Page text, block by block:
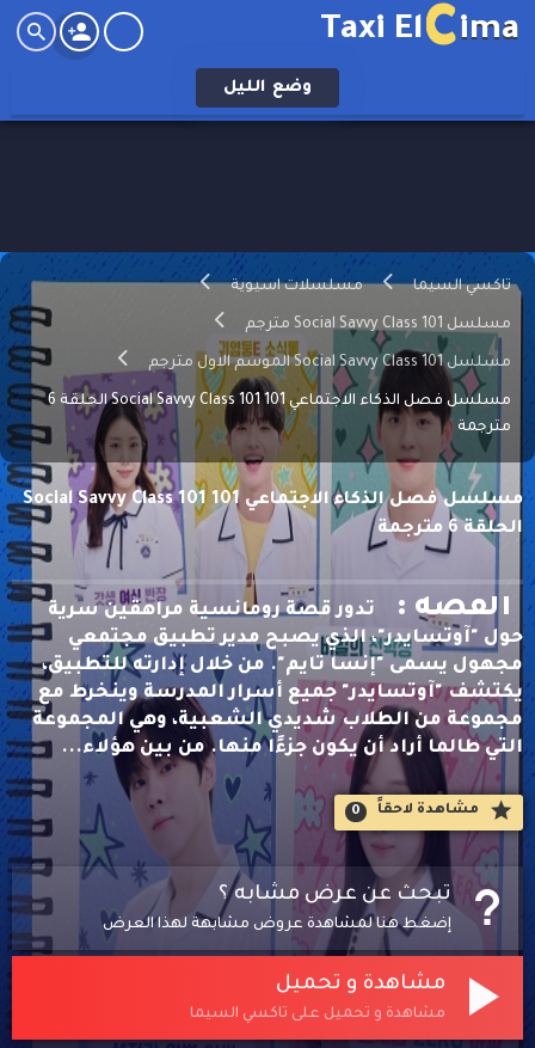
Taxi ElCima
وضع الليل
تاكسي السيما مسلسلات اسيوية
مسلسل Social Savvy Class 101 مترجم
مسلسل Social Savvy Class 101 الموسم الاول مترجم
مسلسل فصل الذكاء الاجتماعي 101 Social Savvy Class 101 الحلقة 6
مترجمة
مسلسل فصل الذكاء الاجتماعي 101 Social Savvy Class 101
الحلقة 6 مترجمة
القصه :
تدور قصة رومانسية مراهقين سرية
حول "آوتسايدر"، الذي يصبح مدير تطبيق مجتمعي
مجهول يسمى "إنسا تايم". من خلال إدارته للتطبيق،
يكتشف "آوتسايدر" جميع أسرار المدرسة وينخرط مع
مجموعة من الطلاب شديدي الشعبية، وهي المجموعة
التي طالما أراد أن يكون جزءًا منها. من بين هؤلاء...
مشاهدة لاحقاََ 0
تبحث عن عرض مشابه ؟
إضغط هنا لمشاهدة عروض مشابهة لهذا العرض
مشاهدة و تحميل
مشاهدة و تحميل على تاكسي السيما